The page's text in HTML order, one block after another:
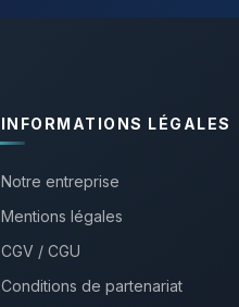
INFORMATIONS LÉGALES
Notre entreprise
Mentions légales
CGV / CGU
Conditions de partenariat